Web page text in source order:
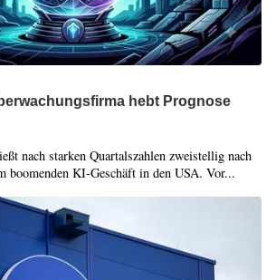
hebt Prognose
nach starken Quartalszahlen zweistellig nach
boomenden KI-Geschäft in den USA. Vor...